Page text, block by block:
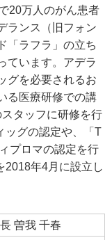
20万人のがん患者
ランス（旧フォン
「ラフラ」の立ち
ています。アデラ
グを必要されるお
る医療研修での講
タッフに研修を行
ッグの認定や、「T
プロマの認定を行
2018年4月に設立し
曽我 千春